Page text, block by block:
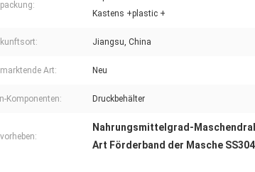
Kastens +plastic +
Jiangsu, China
Art: Neu
Komponenten: Druckbehälter
Nahrungsmittelgrad-
Art Förderband der Masche SS304